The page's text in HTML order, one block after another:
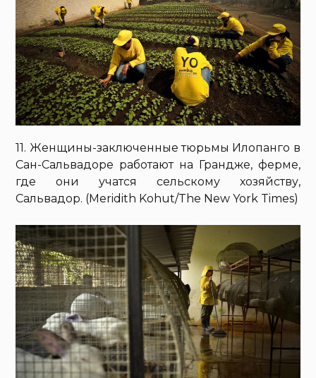
11. Женщины-заключенные тюрьмы Илопанго в
Сан-Сальвадоре работают на Грандже, ферме,
где они учатся сельскому хозяйству,
Сальвадор. (Meridith Kohut/The New York Times)